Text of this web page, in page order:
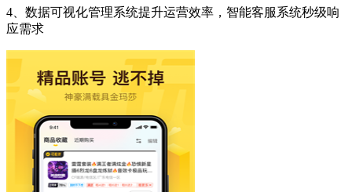
4、数据可视化管理系统提升运营效率，智能客服系统秒级响
应需求